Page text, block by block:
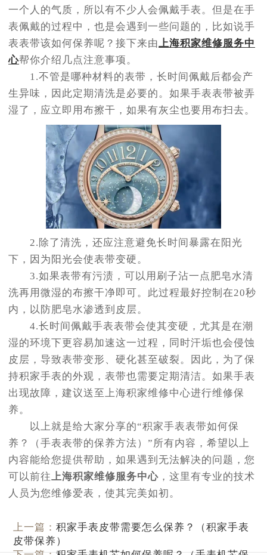
一个人的气质，所以有不少人会佩戴手表。但是在手
表佩戴的过程中，也是会遇到一些问题的，比如说手
表表带该如何保养呢？接下来由上海积家维修服务中
心帮你介绍几点注意事项。
1.不管是哪种材料的表带，长时间佩戴后都会产
生异味，因此定期清洗是必要的。如果手表表带被弄
湿了，应立即用布擦干，如果有灰尘也要用布扫去。
2.除了清洗，还应注意避免长时间暴露在阳光
下，因为阳光会使表带变硬。
3.如果表带有污渍，可以用刷子沾一点肥皂水清
洗再用微湿的布擦干净即可。此过程最好控制在20秒
内，以防肥皂水渗透到皮层。
4.长时间佩戴手表表带会使其变硬，尤其是在潮
湿的环境下更容易加速这一过程，同时汗垢也会侵蚀
皮层，导致表带变形、硬化甚至破裂。因此，为了保
持积家手表的外观，表带也需要定期清洁。如果手表
出现故障，建议送至上海积家维修中心进行维修保
养。
以上就是给大家分享的“积家手表表带如何保
养？（手表表带的保养方法）”所有内容，希望以上
内容能给您提供帮助，如果遇到无法解决的问题，您
可以前往 上海积家维修服务中心 ，这里有专业的技术
人员为您维修爱表，使其完美如初。
上一篇：积家手表皮带需要怎么保养？（积家手表
皮带保养）